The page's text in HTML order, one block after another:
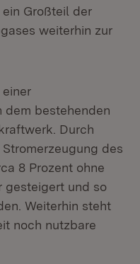
Großteil der
weiterhin zur
dem bestehenden
Durch
des
8 Prozent ohne
gesteigert und so
Weiterhin steht
noch nutzbare